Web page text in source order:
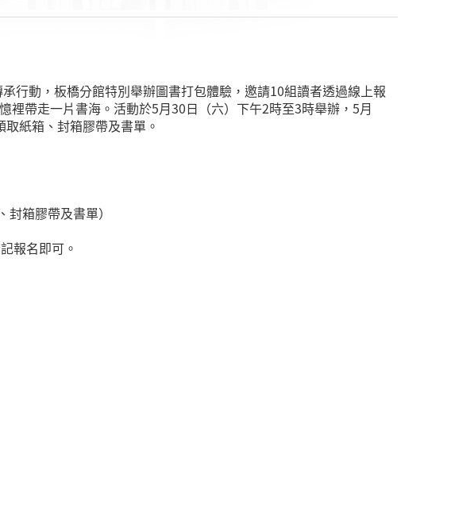
行動，板橋分館特別舉辦圖書打包體驗，邀請10組讀者透過線上報
帶走一片書海。活動於5月30日（六）下午2時至3時舉辦，5月
紙箱、封箱膠帶及書單。
箱膠帶及書單）
報名即可。